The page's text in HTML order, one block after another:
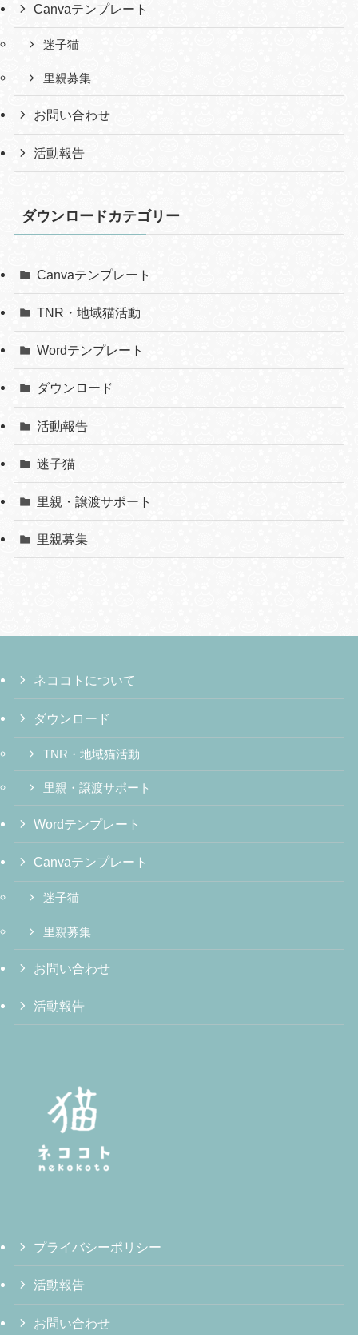
Canvaテンプレート
迷子猫
里親募集
お問い合わせ
活動報告
ダウンロードカテゴリー
Canvaテンプレート
TNR・地域猫活動
Wordテンプレート
ダウンロード
活動報告
迷子猫
里親・譲渡サポート
里親募集
ネココトについて
ダウンロード
TNR・地域猫活動
里親・譲渡サポート
Wordテンプレート
Canvaテンプレート
迷子猫
里親募集
お問い合わせ
活動報告
プライバシーポリシー
活動報告
お問い合わせ